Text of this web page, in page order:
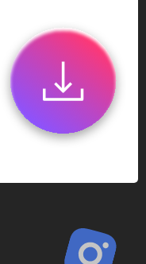
смотри и
в чате